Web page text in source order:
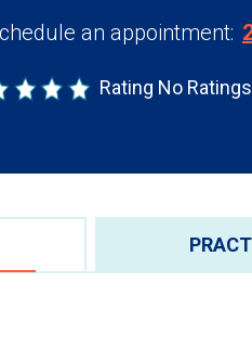
an appointment:
Rating No Ratings